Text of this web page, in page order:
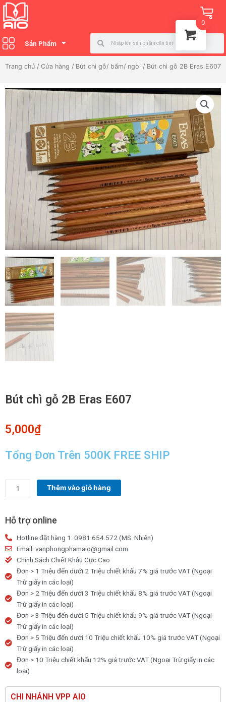
Nhảy
tới
nội
dung
Sản Phẩm
Search
Trang chủ / Cửa hàng / Bút chì gỗ/ bấm/ ngòi / Bút chì gỗ 2B Eras E607
Bút chì gỗ 2B Eras E607
5,000₫
Tổng Đơn Trên 500K FREE SHIP
chì
2B
E607
số
lượng
Thêm vào giỏ hàng
Hỗ trợ online
Hotline đặt hàng 1: 0981.654.572 (MS. Nhiên)
Email: vanphongphamaio@gmail.com
Chính Sách Chiết Khấu Cực Cao
Đơn > 1 Triệu đến dưới 2 Triệu chiết khấu 7% giá trước VAT (Ngoại
Trừ giấy in các loại)
Đơn > 2 Triệu đến dưới 3 Triệu chiết khấu 8% giá trước VAT (Ngoại
Trừ giấy in các loại)
Đơn > 3 Triệu đến dưới 5 Triệu chiết khấu 9% giá trước VAT (Ngoại
Trừ giấy in các loại)
Đơn > 5 Triệu đến dưới 10 Triệu chiết khấu 10% giá trước VAT (Ngoại
Trừ giấy in các loại)
Đơn > 10 Triệu chiết khấu 12% giá trước VAT (Ngoại Trừ giấy in các
loại)
CHI NHÁNH VPP AIO
0